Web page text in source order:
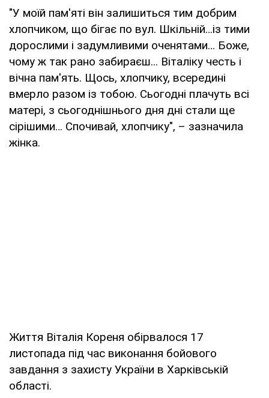
"У моїй пам'яті він залишиться тим добрим
хлопчиком, що бігає по вул. Шкільній…із тими
дорослими і задумливими оченятами… Боже,
чому ж так рано забираєш... Віталіку честь і
вічна пам'ять. Щось, хлопчику, всередині
вмерло разом із тобою. Сьогодні плачуть всі
матері, з сьогоднішнього дня дні стали ще
сірішими… Спочивай, хлопчику", – зазначила
жінка.
Життя Віталія Кореня обірвалося 17
листопада під час виконання бойового
завдання з захисту України в Харківській
області.